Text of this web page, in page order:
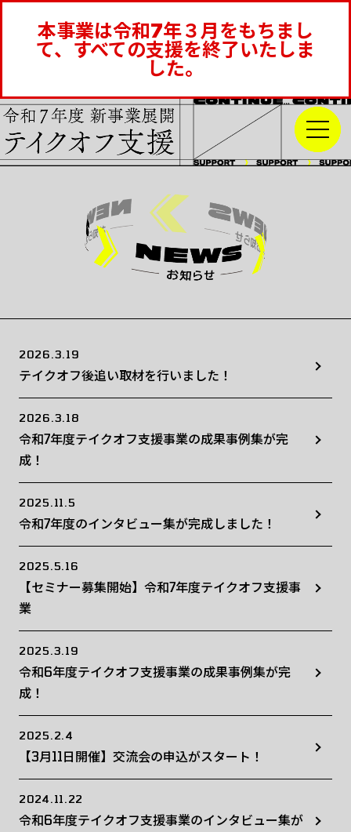
本事業は令和7年３月をもちまし
て、すべての支援を終了いたしま
した。
2026.3.19
テイクオフ後追い取材を行いました！
2026.3.18
令和7年度テイクオフ支援事業の成果事例集が完
成！
2025.11.5
令和7年度のインタビュー集が完成しました！
2025.5.16
【セミナー募集開始】令和7年度テイクオフ支援事
業
2025.3.19
令和6年度テイクオフ支援事業の成果事例集が完
成！
2025.2.4
【3月11日開催】交流会の申込がスタート！
2024.11.22
令和6年度テイクオフ支援事業のインタビュー集が